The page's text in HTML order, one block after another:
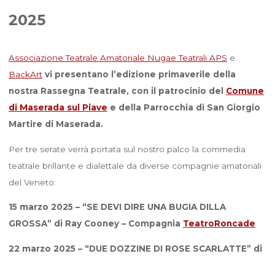
2025
Associazione Teatrale Amatoriale Nugae Teatrali APS e
BackArtvi presentano l’edizione primaverile della
nostra Rassegna Teatrale, con il patrocinio del Comune
di Maserada sul Piave e della Parrocchia di San Giorgio
Martire di Maserada.
Per tre serate verrà portata sul nostro palco la commedia
teatrale brillante e dialettale da diverse compagnie amatoriali
del Veneto:
15 marzo 2025 – “SE DEVI DIRE UNA BUGIA DILLA
GROSSA” di Ray Cooney – Compagnia TeatroRoncade
22 marzo 2025 – “DUE DOZZINE DI ROSE SCARLATTE” di